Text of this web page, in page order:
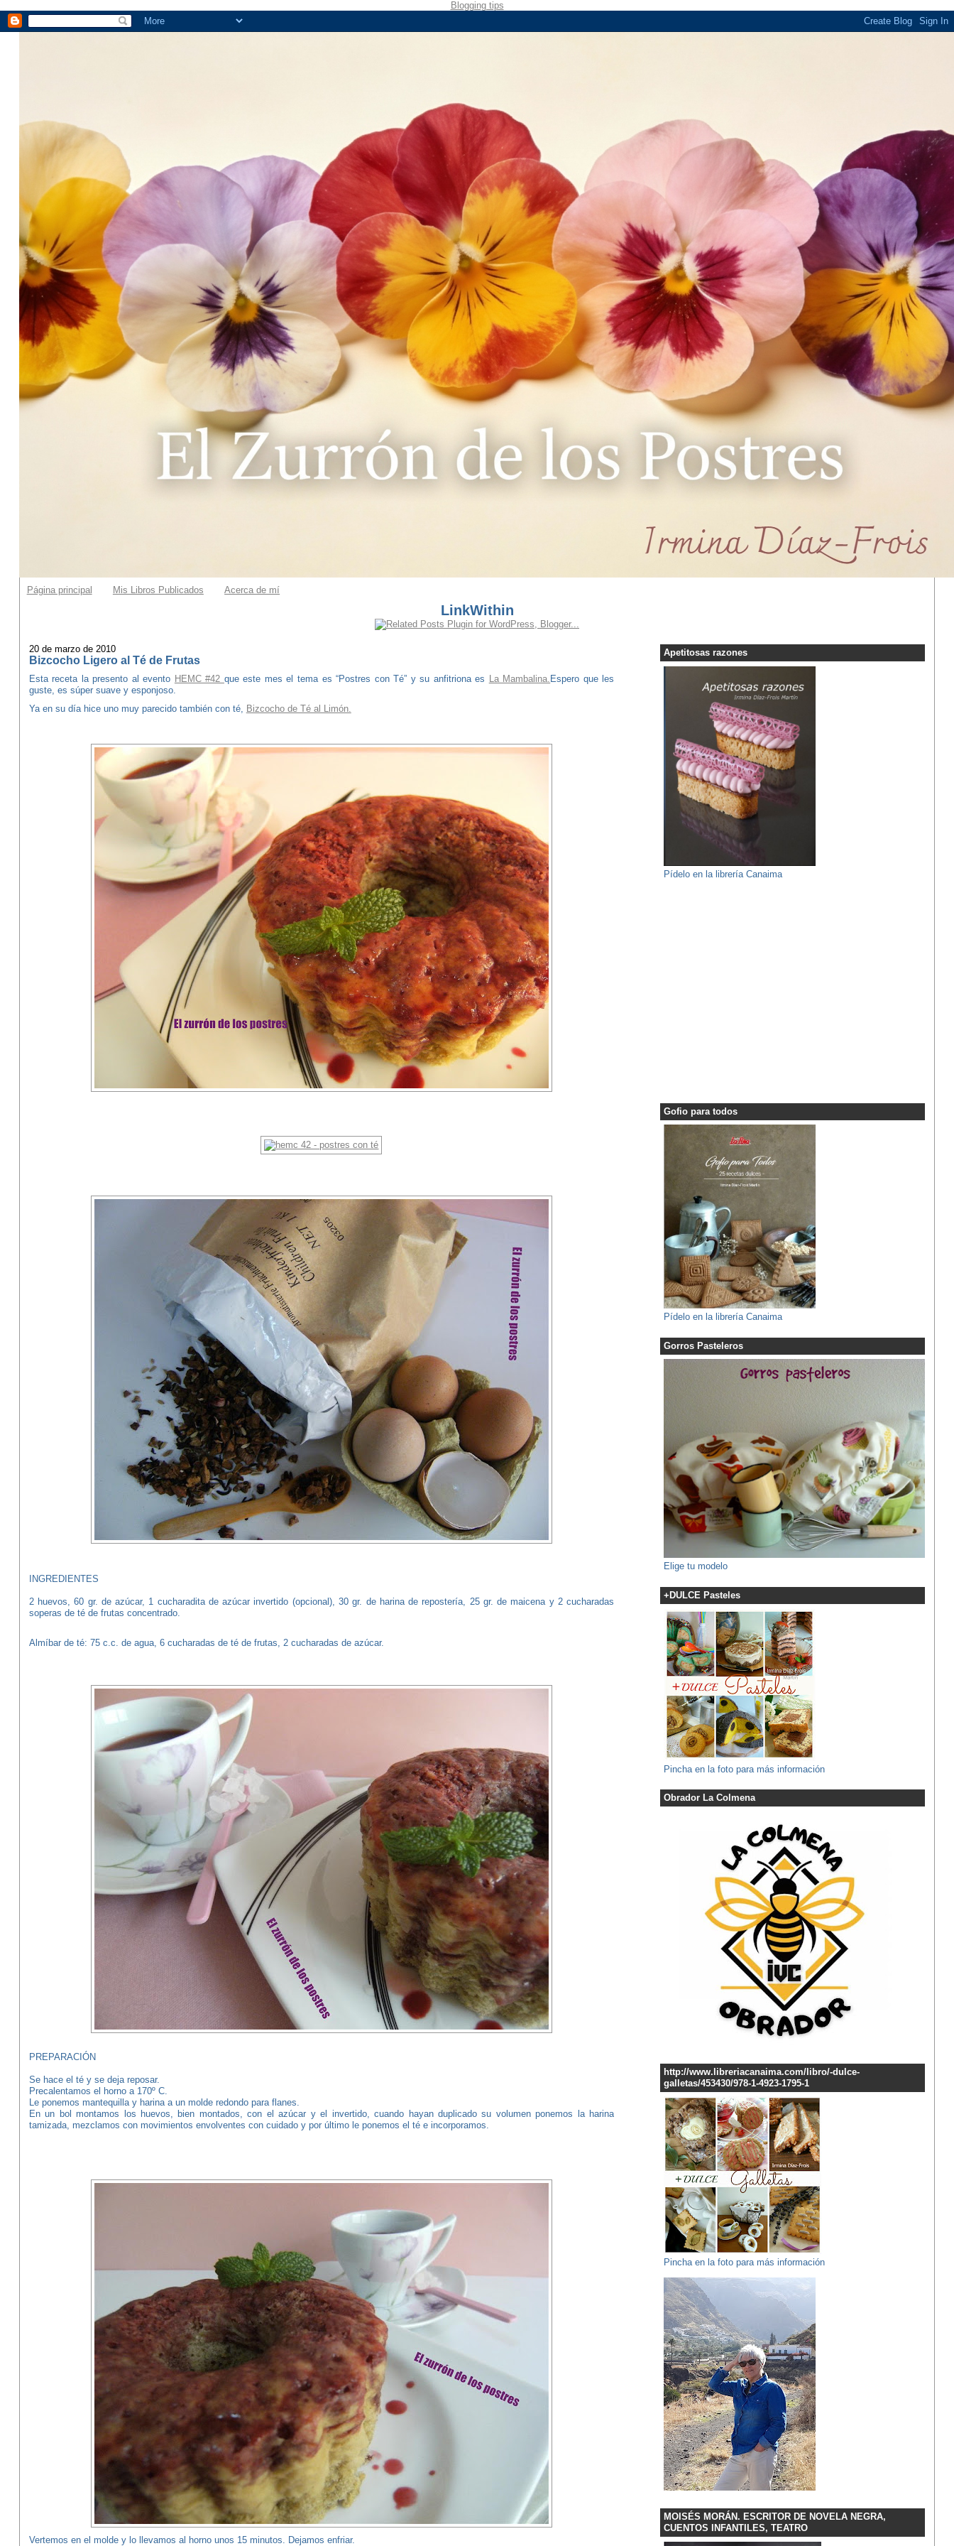
Blogging tips
Página principal Mis Libros Publicados Acerca de mí
LinkWithin
20 de marzo de 2010
Bizcocho Ligero al Té de Frutas
Esta receta la presento al evento HEMC #42 que este mes el tema es “Postres con Té” y su anfitriona es La Mambalina. Espero que les
guste, es súper suave y esponjoso.
Ya en su día hice uno muy parecido también con té, Bizcocho de Té al Limón.
INGREDIENTES
2 huevos, 60 gr. de azúcar, 1 cucharadita de azúcar invertido (opcional), 30 gr. de harina de repostería, 25 gr. de maicena y 2 cucharadas
soperas de té de frutas concentrado.
Almíbar de té: 75 c.c. de agua, 6 cucharadas de té de frutas, 2 cucharadas de azúcar.
PREPARACIÓN
Se hace el té y se deja reposar.
Precalentamos el horno a 170º C.
Le ponemos mantequilla y harina a un molde redondo para flanes.
En un bol montamos los huevos, bien montados, con el azúcar y el invertido, cuando hayan duplicado su volumen ponemos la harina
tamizada, mezclamos con movimientos envolventes con cuidado y por último le ponemos el té e incorporamos.
Vertemos en el molde y lo llevamos al horno unos 15 minutos. Dejamos enfriar.
Apetitosas razones
Pídelo en la librería Canaima
Gofio para todos
Pídelo en la librería Canaima
Gorros Pasteleros
Elige tu modelo
+DULCE Pasteles
Pincha en la foto para más información
Obrador La Colmena
http://www.libreriacanaima.com/libro/-dulce-
galletas/453430/978-1-4923-1795-1
Pincha en la foto para más información
MOISÉS MORÁN. ESCRITOR DE NOVELA NEGRA,
CUENTOS INFANTILES, TEATRO